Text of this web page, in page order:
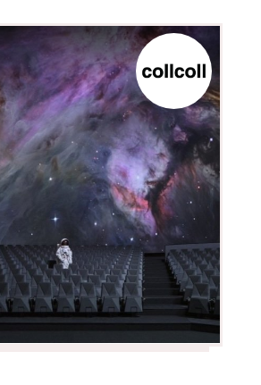
(RAKO)